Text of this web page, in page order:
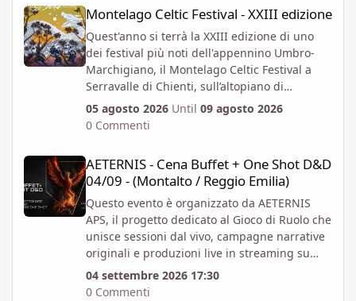
Montelago Celtic Festival - XXIII edizione
Quest'anno si terrà la XXIII edizione di uno
dei festival più noti dell'appennino Umbro-
Marchigiano, il Montelago Celtic Festival a
Serravalle di Chienti, sull’altopiano di
Colfiorito in provincia di Macerata.
https://www.montelagocelticfestival.it/
tantochè I biglietti attualmente disponibili
permettono l'accesso per almeno due giorni
consecutivi. E' attiva la prevendita Spring
Offer, che mette a disposizione dal 6 Aprile al
12 Giugno un numero massimo biglietti 4000.
Al momento i prezzi per la prevendita sono i
seguenti:
Abbonamento x 1 persona per 4gg - 82 EUR +
05 agosto 2026 Until 09 agosto 2026
0 Commenti
AETERNIS - Cena Buffet + One Shot D&D
04/09 - (Montalto / Reggio Emilia)
Questo evento è organizzato da AETERNIS
APS, il progetto dedicato al Gioco di Ruolo che
unisce sessioni dal vivo, campagne narrative
originali e produzioni live in streaming su
Twitch.
Vi aspettiamo per un Evento Speciale: Cena
04 settembre 2026 17:30
0 Commenti